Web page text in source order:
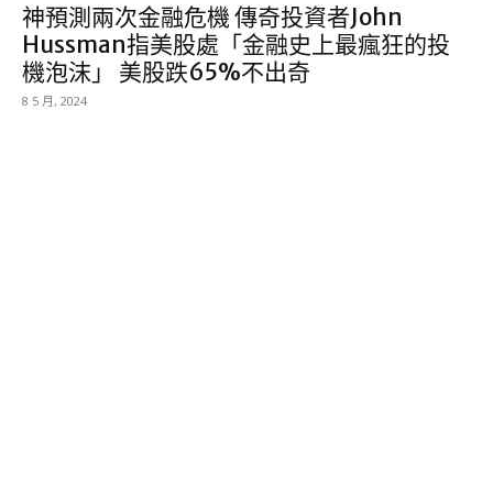
神預測兩次金融危機 傳奇投資者John
Hussman指美股處「金融史上最瘋狂的投
機泡沫」 美股跌65%不出奇
8 5 月, 2024